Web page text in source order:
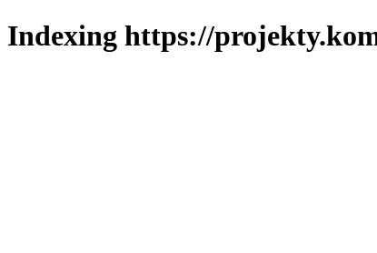
Indexing https://